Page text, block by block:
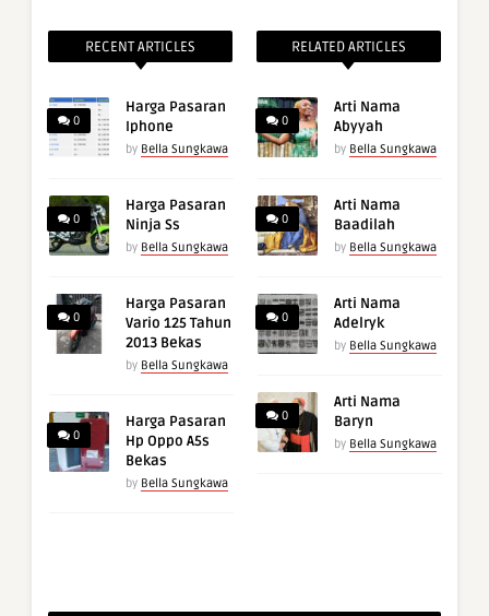
RECENT ARTICLES
0
Harga Pasaran
Iphone
by Bella Sungkawa
0
Harga Pasaran
Ninja Ss
by Bella Sungkawa
0
Harga Pasaran
Vario 125 Tahun
2013 Bekas
by Bella Sungkawa
0
Harga Pasaran
Hp Oppo A5s
Bekas
by Bella Sungkawa
RELATED ARTICLES
0
Arti Nama
Abyyah
by Bella Sungkawa
0
Arti Nama
Baadilah
by Bella Sungkawa
0
Arti Nama
Adelryk
by Bella Sungkawa
0
Arti Nama
Baryn
by Bella Sungkawa